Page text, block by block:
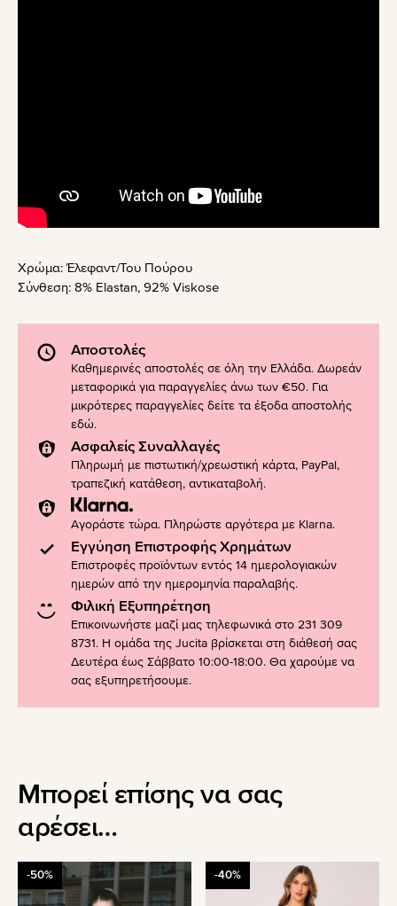
Χρώμα:Έλεφαντ/Του Πούρου
Σύνθεση: 8% Elastan, 92% Viskose
Αποστολές
Καθημερινές αποστολές σε όλη την Ελλάδα. Δωρεάν
μεταφορικά για παραγγελίες άνω των €50. Για
μικρότερες παραγγελίες δείτε τα έξοδα αποστολής
εδώ.
Ασφαλείς Συναλλαγές
Πληρωμή με πιστωτική/χρεωστική κάρτα, PayPal,
τραπεζική κατάθεση, αντικαταβολή.
Αγοράστε τώρα. Πληρώστε αργότερα με Klarna.
Εγγύηση Επιστροφής Χρημάτων
Επιστροφές προϊόντων εντός 14 ημερολογιακών
ημερών από την ημερομηνία παραλαβής.
Φιλική Εξυπηρέτηση
Επικοινωνήστε μαζί μας τηλεφωνικά στο 231 309
8731. Η ομάδα της Jucita βρίσκεται στη διάθεσή σας
Δευτέρα έως Σάββατο 10:00-18:00. Θα χαρούμε να
σας εξυπηρετήσουμε.
Μπορεί επίσης να σας
αρέσει…
-50%
Αυτό
το
-40%
Αυτό
το